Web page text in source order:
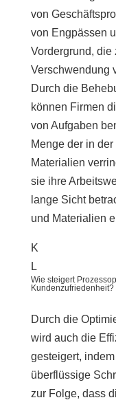
von
von Engpässen
Vordergrund, die
Verschwendung
Durch die
können Firmen
von Aufgaben
Menge der in
Materialien
sie ihre
lange Sicht
und Materialien
K
L
Wie steigert
Kundenzufriedenheit?
Durch die
wird auch die
gesteigert,
überflüssige
zur Folge, dass